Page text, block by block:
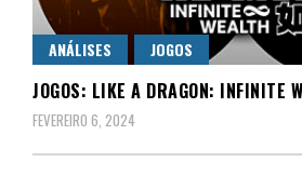
ANÁLISES JOGOS
JOGOS: LIKE A DRAGON: INFINITE
FEVEREIRO 6, 2024